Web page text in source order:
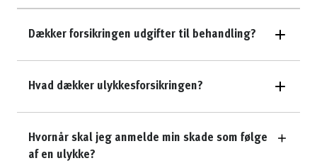
Dækker forsikringen udgifter til behandling?
Hvad dækker ulykkesforsikringen?
Hvornår skal jeg anmelde min skade som følge
af en ulykke?